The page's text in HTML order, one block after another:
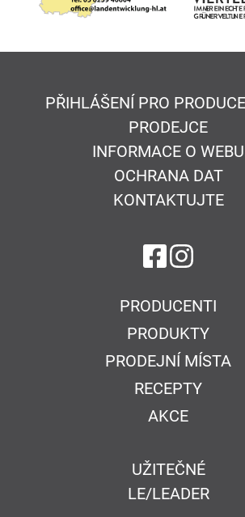
PŘIHLÁŠENÍ PRO
PRODEJCE
INFORMACE O WEBU
OCHRANA DAT
KONTAKTUJTE
na Facebook
na
PRODUCENTI
PRODUKTY
PRODEJNÍ MÍSTA
RECEPTY
AKCE
UŽITEČNÉ
LE/LEADER